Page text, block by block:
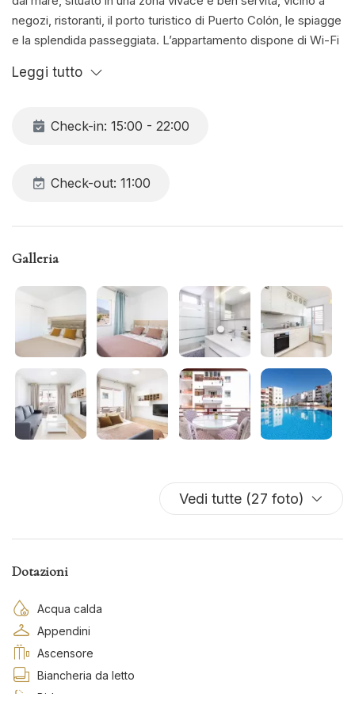
negozi, ristoranti, il porto turistico di Puerto Colón, le spiagge
e la splendida passeggiata. L’appartamento dispone di Wi-Fi
divano letto e accesso diretto al balcone arredato con mobili
attrezzature necessarie: microonde, forno, lavatrice e
Leggi tutto
Check-in: 15:00 - 22:00
Check-out: 11:00
Galleria
Vedi tutte (27 foto)
Dotazioni
Acqua calda
Appendini
Ascensore
Biancheria da letto
Bidet